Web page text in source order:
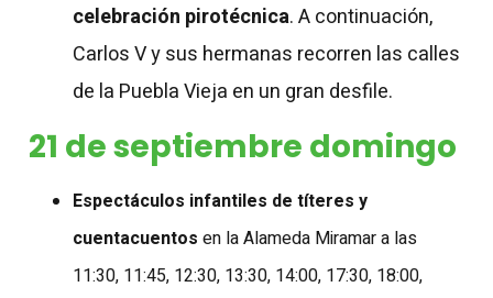
celebración pirotécnica. A continuación,
Carlos V y sus hermanas recorren las calles
de la Puebla Vieja en un gran desfile.
21 de septiembre domingo
Espectáculos infantiles de títeres y
cuentacuentos en la Alameda Miramar a las
11:30, 11:45, 12:30, 13:30, 14:00, 17:30, 18:00,